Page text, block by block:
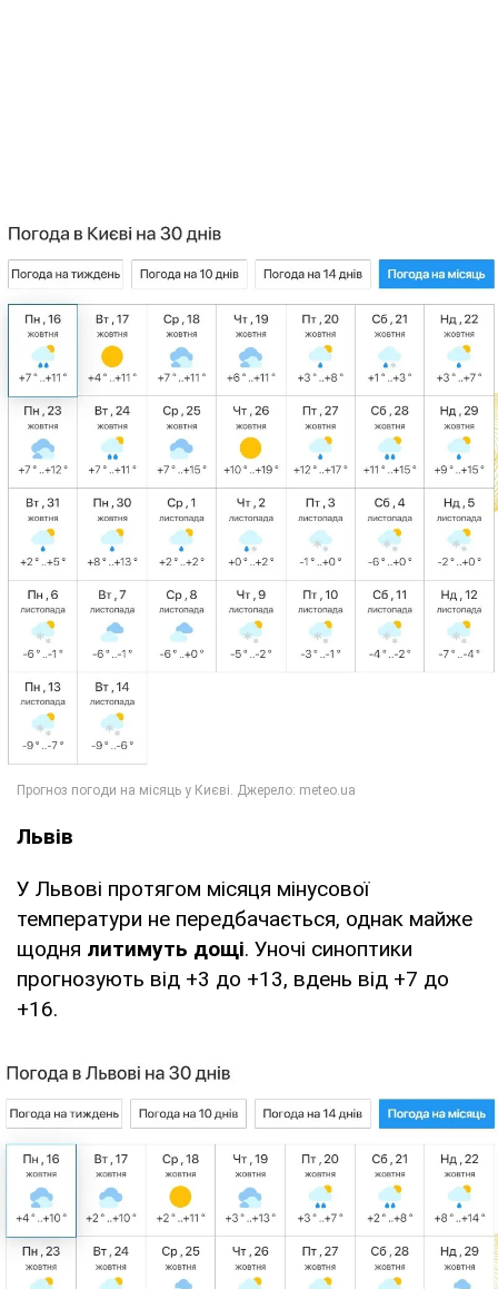
Львів
У Львові протягом місяця мінусової
температури не передбачається, однак майже
щодня литимуть дощі. Уночі синоптики
прогнозують від +3 до +13, вдень від +7 до
+16.